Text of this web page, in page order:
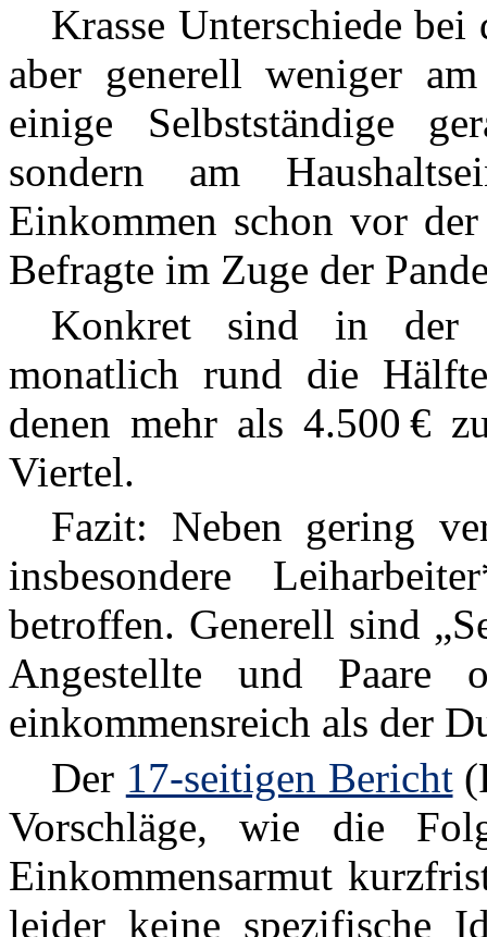
Krasse Unterschiede bei
aber generell weniger
einige Selbstständige
sondern am
Einkommen schon vor
Befragte im Zuge der
Konkret sind in der
monatlich rund die
denen mehr als 4.500 €
Viertel.
Fazit: Neben gering
insbesondere
betroffen. Generell sind
Angestellte und Paare
einkommensreich als der
Der 17-seitigen Bericht
Vorschläge, wie die
Einkommensarmut
leider keine spezifische